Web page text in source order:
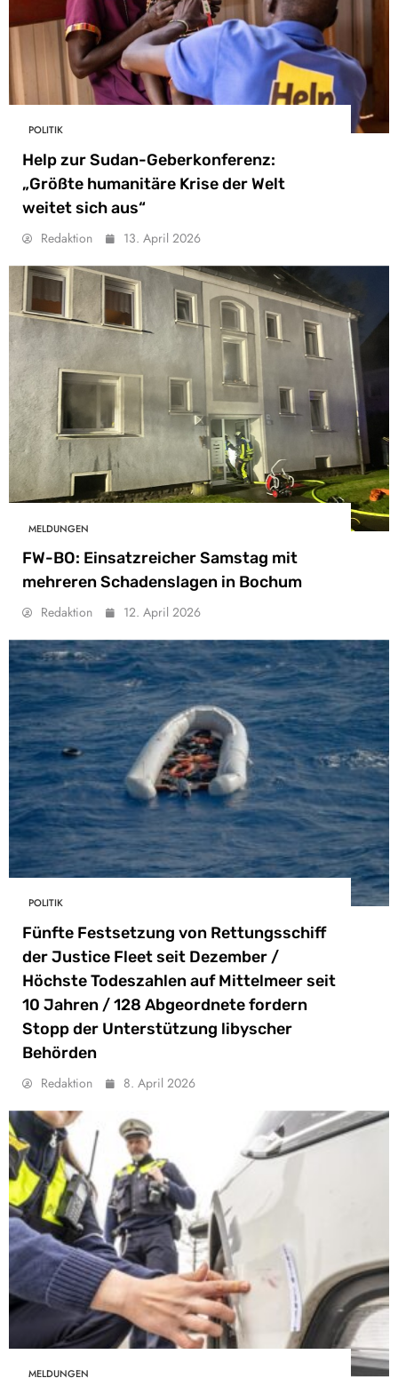
POLITIK
Help zur Sudan-Geberkonferenz:
„Größte humanitäre Krise der Welt
weitet sich aus“
Redaktion 13. April 2026
MELDUNGEN
FW-BO: Einsatzreicher Samstag mit
mehreren Schadenslagen in Bochum
Redaktion 12. April 2026
POLITIK
Fünfte Festsetzung von Rettungsschiff
der Justice Fleet seit Dezember /
Höchste Todeszahlen auf Mittelmeer seit
10 Jahren / 128 Abgeordnete fordern
Stopp der Unterstützung libyscher
Behörden
Redaktion 8. April 2026
MELDUNGEN